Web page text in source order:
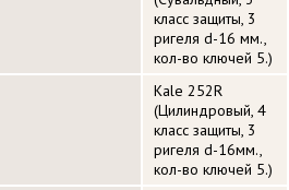
класс защиты, 3
ригеля d-16 мм.,
кол-во ключей 5.)
Kale 252R
(Цилиндровый, 4
класс защиты, 3
ригеля d-16мм.,
кол-во ключей 5.)